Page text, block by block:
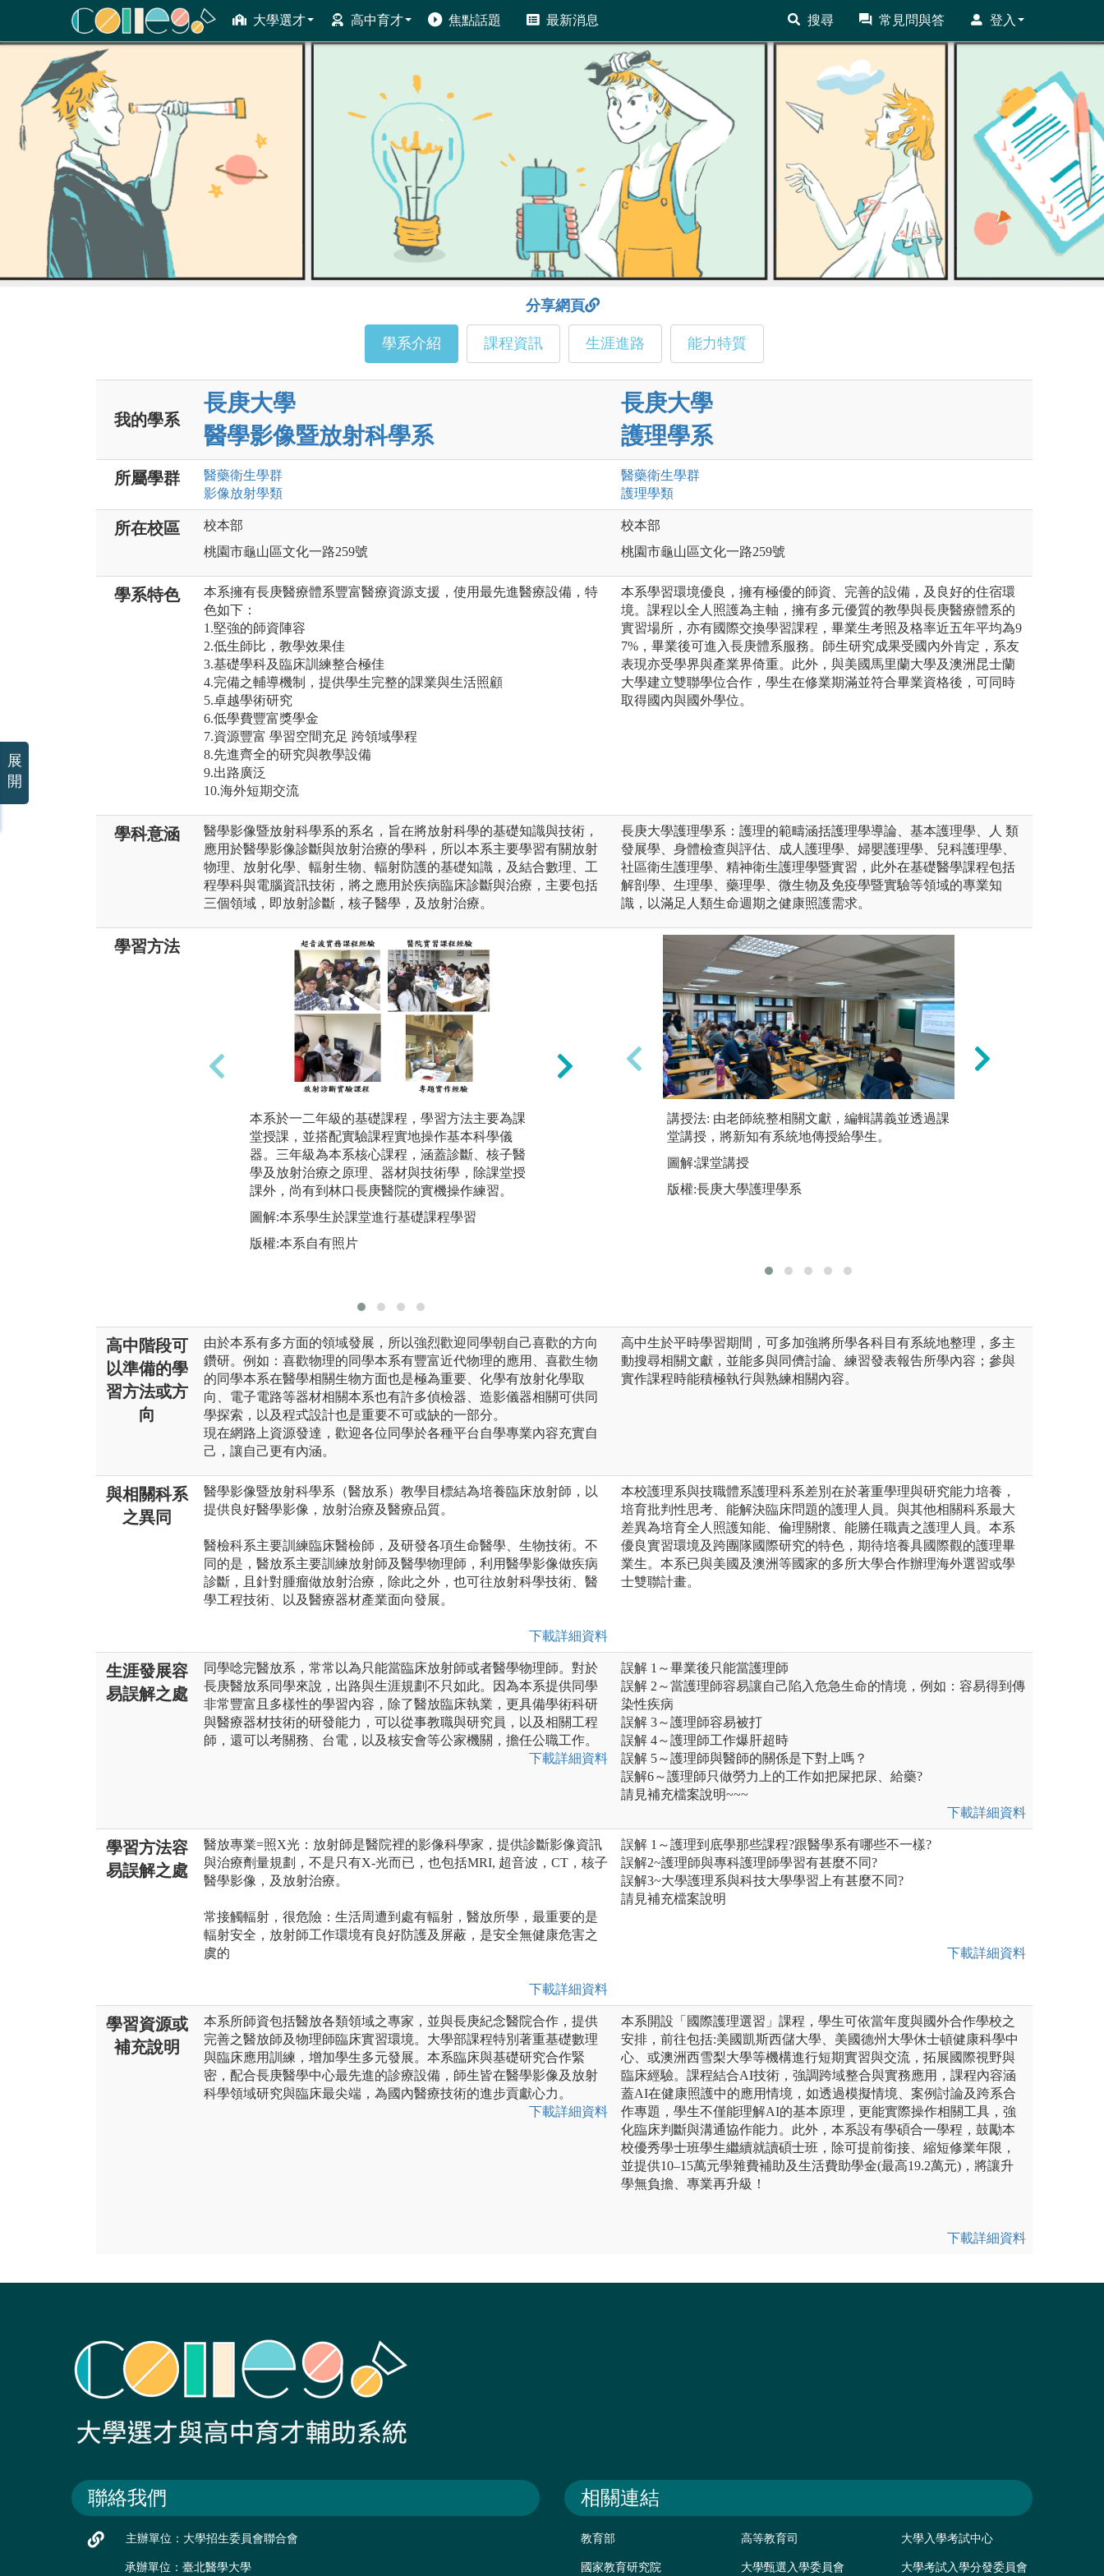
大學選才 高中育才 焦點話題 最新消息 搜尋 常見問與答 登入
ColleGo! 大學選才與高中育才輔助系統
分享網頁
學系介紹 課程資訊 生涯進路 能力特質
我的學系
長庚大學
醫學影像暨放射科學系
長庚大學
護理學系
所屬學群 醫藥衛生學群
影像放射學類
醫藥衛生學群
護理學類
所在校區
校本部
桃園市龜山區文化一路259號
校本部
桃園市龜山區文化一路259號
學系特色
本系擁有長庚醫療體系豐富醫療資源支援，使用最先進醫療設備，特
色如下：
1.堅強的師資陣容
2.低生師比，教學效果佳
3.基礎學科及臨床訓練整合極佳
4.完備之輔導機制，提供學生完整的課業與生活照顧
5.卓越學術研究
6.低學費豐富獎學金
7.資源豐富 學習空間充足 跨領域學程
8.先進齊全的研究與教學設備
9.出路廣泛
10.海外短期交流
本系學習環境優良，擁有極優的師資、完善的設備，及良好的住宿環
境。課程以全人照護為主軸，擁有多元優質的教學與長庚醫療體系的
實習場所，亦有國際交換學習課程，畢業生考照及格率近五年平均為9
7%，畢業後可進入長庚體系服務。師生研究成果受國內外肯定，系友
表現亦受學界與產業界倚重。此外，與美國馬里蘭大學及澳洲昆士蘭
大學建立雙聯學位合作，學生在修業期滿並符合畢業資格後，可同時
取得國內與國外學位。
學科意涵
醫學影像暨放射科學系的系名，旨在將放射科學的基礎知識與技術，
應用於醫學影像診斷與放射治療的學科，所以本系主要學習有關放射
物理、放射化學、輻射生物、輻射防護的基礎知識，及結合數理、工
程學科與電腦資訊技術，將之應用於疾病臨床診斷與治療，主要包括
三個領域，即放射診斷，核子醫學，及放射治療。
長庚大學護理學系：護理的範疇涵括護理學導論、基本護理學、人 類
發展學、身體檢查與評估、成人護理學、婦嬰護理學、兒科護理學、
社區衛生護理學、精神衛生護理學暨實習，此外在基礎醫學課程包括
解剖學、生理學、藥理學、微生物及免疫學暨實驗等領域的專業知
識，以滿足人類生命週期之健康照護需求。
學習方法
本系於一二年級的基礎課程，學習方法主要為課
堂授課，並搭配實驗課程實地操作基本科學儀
器。三年級為本系核心課程，涵蓋診斷、核子醫
學及放射治療之原理、器材與技術學，除課堂授
課外，尚有到林口長庚醫院的實機操作練習。
圖解:本系學生於課堂進行基礎課程學習
版權:本系自有照片
三年級暑假到四年級上學期為臨床實習課程，學
生將到教學醫院的放射診斷、核子醫學及放射治
療三部門，進行為期28週的實習。實習是本系學
生學習的一個重點，就是實際到醫療院所（主要
是長庚醫院，或各大教學醫院）去操練平日所學
講授法: 由老師統整相關文獻，編輯講義並透過課
堂講授，將新知有系統地傳授給學生。
圖解:課堂講授
版權:長庚大學護理學系
高中階段可
以準備的學
習方法或方
向
由於本系有多方面的領域發展，所以強烈歡迎同學朝自己喜歡的方向
鑽研。例如：喜歡物理的同學本系有豐富近代物理的應用、喜歡生物
的同學本系在醫學相關生物方面也是極為重要、化學有放射化學取
向、電子電路等器材相關本系也有許多偵檢器、造影儀器相關可供同
學探索，以及程式設計也是重要不可或缺的一部分。
現在網路上資源發達，歡迎各位同學於各種平台自學專業內容充實自
己，讓自己更有內涵。
高中生於平時學習期間，可多加強將所學各科目有系統地整理，多主
動搜尋相關文獻，並能多與同儕討論、練習發表報告所學內容；參與
實作課程時能積極執行與熟練相關內容。
與相關科系
之異同
醫學影像暨放射科學系（醫放系）教學目標結為培養臨床放射師，以
提供良好醫學影像，放射治療及醫療品質。
醫檢科系主要訓練臨床醫檢師，及研發各項生命醫學、生物技術。不
同的是，醫放系主要訓練放射師及醫學物理師，利用醫學影像做疾病
診斷，且針對腫瘤做放射治療，除此之外，也可往放射科學技術、醫
學工程技術、以及醫療器材產業面向發展。
下載詳細資料
本校護理系與技職體系護理科系差別在於著重學理與研究能力培養，
培育批判性思考、能解決臨床問題的護理人員。與其他相關科系最大
差異為培育全人照護知能、倫理關懷、能勝任職責之護理人員。本系
優良實習環境及跨團隊國際研究的特色，期待培養具國際觀的護理畢
業生。本系已與美國及澳洲等國家的多所大學合作辦理海外選習或學
士雙聯計畫。
生涯發展容
易誤解之處
同學唸完醫放系，常常以為只能當臨床放射師或者醫學物理師。對於
長庚醫放系同學來說，出路與生涯規劃不只如此。因為本系提供同學
非常豐富且多樣性的學習內容，除了醫放臨床執業，更具備學術科研
與醫療器材技術的研發能力，可以從事教職與研究員，以及相關工程
師，還可以考關務、台電，以及核安會等公家機關，擔任公職工作。
下載詳細資料
誤解 1～畢業後只能當護理師
誤解 2～當護理師容易讓自己陷入危急生命的情境，例如：容易得到傳
染性疾病
誤解 3～護理師容易被打
誤解 4～護理師工作爆肝超時
誤解 5～護理師與醫師的關係是下對上嗎？
誤解6～護理師只做勞力上的工作如把屎把尿、給藥?
請見補充檔案說明~~~
下載詳細資料
學習方法容
易誤解之處
醫放專業=照X光：放射師是醫院裡的影像科學家，提供診斷影像資訊
與治療劑量規劃，不是只有X-光而已，也包括MRI, 超音波，CT，核子
醫學影像，及放射治療。
常接觸輻射，很危險：生活周遭到處有輻射，醫放所學，最重要的是
輻射安全，放射師工作環境有良好防護及屏蔽，是安全無健康危害之
虞的
下載詳細資料
誤解 1～護理到底學那些課程?跟醫學系有哪些不一樣?
誤解2~護理師與專科護理師學習有甚麼不同?
誤解3~大學護理系與科技大學學習上有甚麼不同?
請見補充檔案說明
下載詳細資料
學習資源或
補充說明
本系所師資包括醫放各類領域之專家，並與長庚紀念醫院合作，提供
完善之醫放師及物理師臨床實習環境。大學部課程特別著重基礎數理
與臨床應用訓練，增加學生多元發展。本系臨床與基礎研究合作緊
密，配合長庚醫學中心最先進的診療設備，師生皆在醫學影像及放射
科學領域研究與臨床最尖端，為國內醫療技術的進步貢獻心力。
下載詳細資料
本系開設「國際護理選習」課程，學生可依當年度與國外合作學校之
安排，前往包括:美國凱斯西儲大學、美國德州大學休士頓健康科學中
心、或澳洲西雪梨大學等機構進行短期實習與交流，拓展國際視野與
臨床經驗。課程結合AI技術，強調跨域整合與實務應用，課程內容涵
蓋AI在健康照護中的應用情境，如透過模擬情境、案例討論及跨系合
作專題，學生不僅能理解AI的基本原理，更能實際操作相關工具，強
化臨床判斷與溝通協作能力。此外，本系設有學碩合一學程，鼓勵本
校優秀學士班學生繼續就讀碩士班，除可提前銜接、縮短修業年限，
並提供10–15萬元學雜費補助及生活費助學金(最高19.2萬元)，將讓升
學無負擔、專業再升級！
下載詳細資料
聯絡我們
主辦單位：大學招生委員會聯合會
承辦單位：臺北醫學大學
相關連結
教育部 高等教育司 大學入學考試中心
國家教育研究院 大學甄選入學委員會 大學考試入學分發委員會
展
開